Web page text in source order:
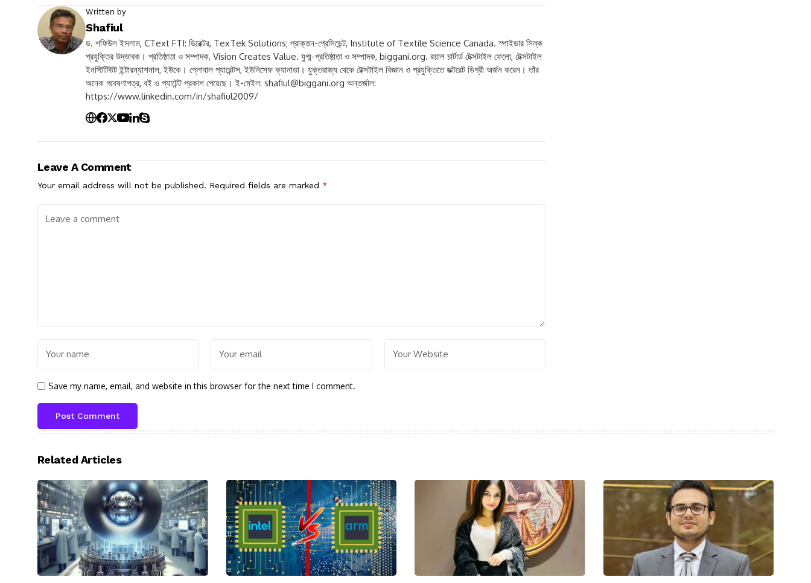
Written by
Shafiul
ড. শফিউল ইসলাম, CText FTI: ডিরেক্টর, TexTek Solutions; প্রাক্তন-প্রেসিডেন্ট, Institute of Textile Science Canada. স্পাইডার সিল্ক
প্রযুক্তির উদ্ভাবক। প্রতিষ্ঠাতা ও সম্পাদক, Vision Creates Value. যুগ্ম-প্রতিষ্ঠাতা ও সম্পাদক, biggani.org. রয়াল চার্টার্ড টেক্সটাইল ফেলো, টেক্সটাইল
ইনস্টিটিউট ইন্টারন্যাশনাল, ইউকে। গ্লোবাল প্যারেন্টস, ইউনিসেফ ক্যানাডা। যুক্তরাজ্য থেকে টেক্সটাইল বিজ্ঞান ও প্রযুক্তিতে ডক্টরেট ডিগ্রী অর্জন করেন। তাঁর
অনেক গবেষণাপত্র, বই ও প্যাটেন্ট প্রকাশ পেয়েছে। ই-মেইল: shafiul@biggani.org অন্তর্জাল:
https://www.linkedin.com/in/shafiul2009/
Leave A Comment
Your email address will not be published. Required fields are marked *
Save my name, email, and website in this browser for the next time I comment.
Related Articles